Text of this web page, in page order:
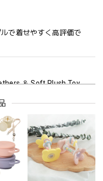
で着せやすく高評価で
TIKIRI ティキリ Teethers ＆ Soft Plush Toy Alvin ぞう 歯固め＆ぬいぐるみセット
マグカップ BEANS 2 美濃焼 日本製 コーヒー豆柄